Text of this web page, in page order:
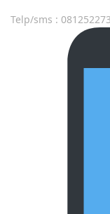
Telp/sms :